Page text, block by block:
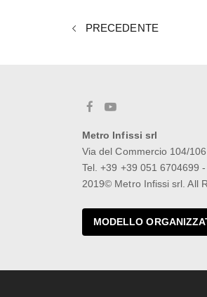
PRECEDENTE
Metro Infissi srl
Via del Commercio 104/
Tel. +39 +39 051 6704699
2019© Metro Infissi srl. All
MODELLO